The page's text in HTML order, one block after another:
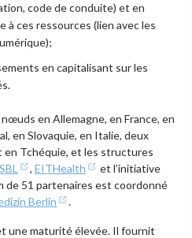
code de conduite) et en
à ces ressources (lien avec les
en capitalisant sur les
en Allemagne, en France, en
en Slovaquie, en Italie, deux
en Tchéquie, et les structures
, EITHealth
et l’initiative
de 51 partenaires est coordonné
Berlin .
une maturité élevée. Il fournit